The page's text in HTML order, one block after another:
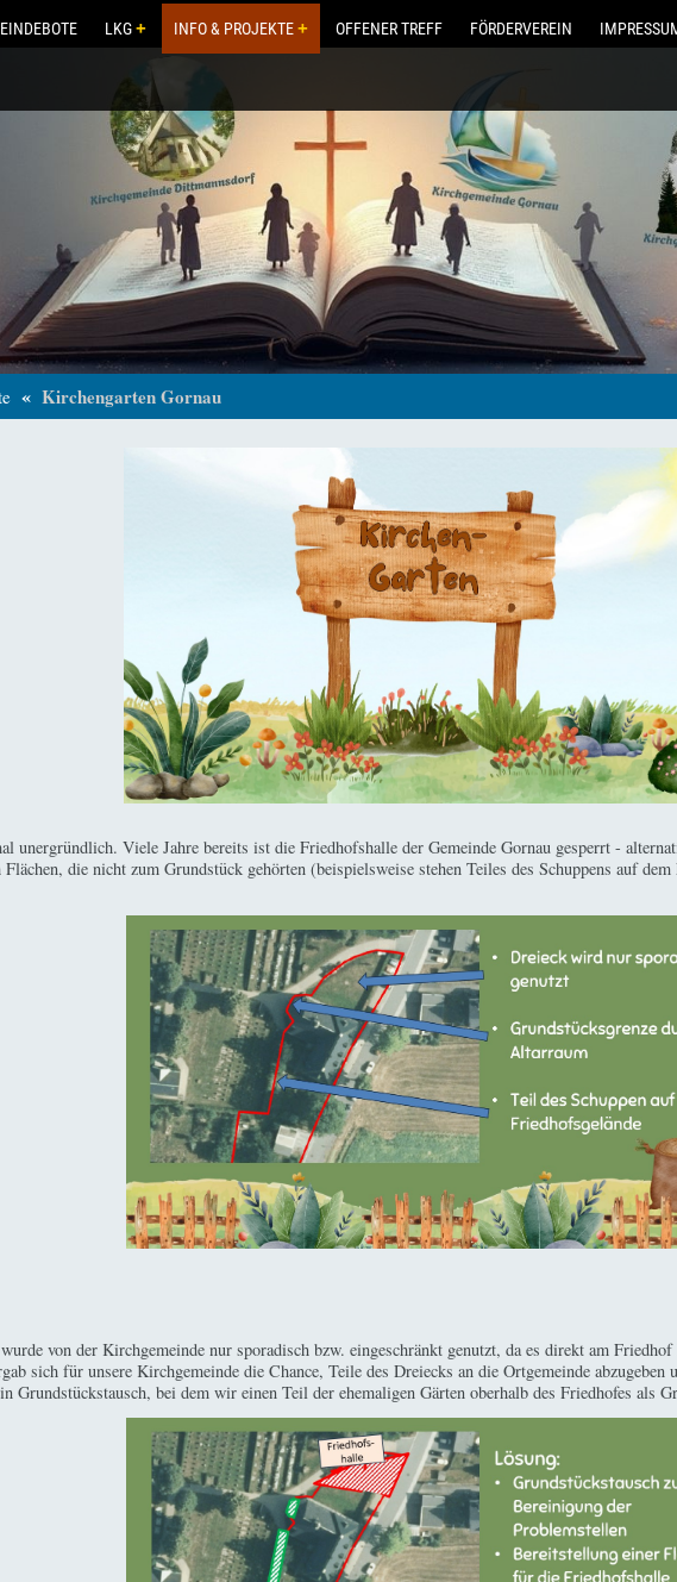
LKG INFO & PROJEKTE OFFENER TREFF FÖRDERVEREIN
« Kirchengarten Gornau
unergründlich. Viele Jahre bereits ist die Friedhofshalle der Gemeinde Gornau gesperrt -
die nicht zum Grundstück gehörten (beispielsweise stehen Teiles des Schuppens auf
von der Kirchgemeinde nur sporadisch bzw. eingeschränkt genutzt, da es direkt am
sich für unsere Kirchgemeinde die Chance, Teile des Dreiecks an die Ortgemeinde
Grundstückstausch, bei dem wir einen Teil der ehemaligen Gärten oberhalb des Friedhofes als